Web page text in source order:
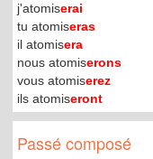
j'atomiserai
tu atomiseras
il atomisera
nous atomiserons
vous atomiserez
ils atomiseront
Passé composé